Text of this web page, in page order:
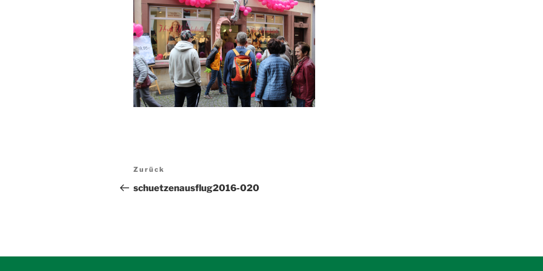
Vorheriger
Beitrag
Zurück
schuetzenausflug2016-020